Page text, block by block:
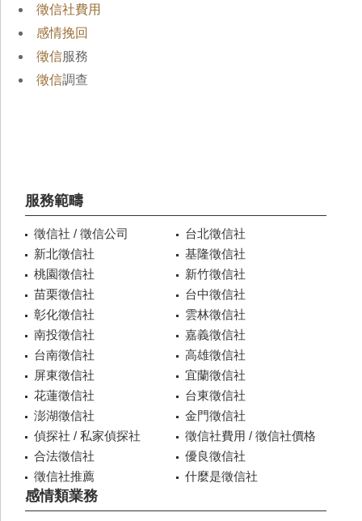
徵信社費用
感情挽回
徵信服務
徵信調查
服務範疇
徵信社 / 徵信公司
台北徵信社
新北徵信社
基隆徵信社
桃園徵信社
新竹徵信社
苗栗徵信社
台中徵信社
彰化徵信社
雲林徵信社
南投徵信社
嘉義徵信社
台南徵信社
高雄徵信社
屏東徵信社
宜蘭徵信社
花蓮徵信社
台東徵信社
澎湖徵信社
金門徵信社
偵探社 / 私家偵探社
徵信社費用 / 徵信社價格
合法徵信社
優良徵信社
徵信社推薦
什麼是徵信社
感情類業務